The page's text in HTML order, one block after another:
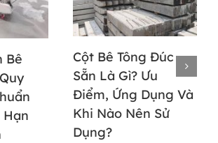
Bê
Hạn
Cột Bê Tông Đúc
Sẵn Là Gì? Ưu
Điểm, Ứng Dụng Và
Khi Nào Nên Sử
Dụng?